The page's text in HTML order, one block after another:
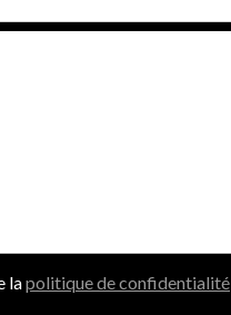
lapolitique de confidentialité